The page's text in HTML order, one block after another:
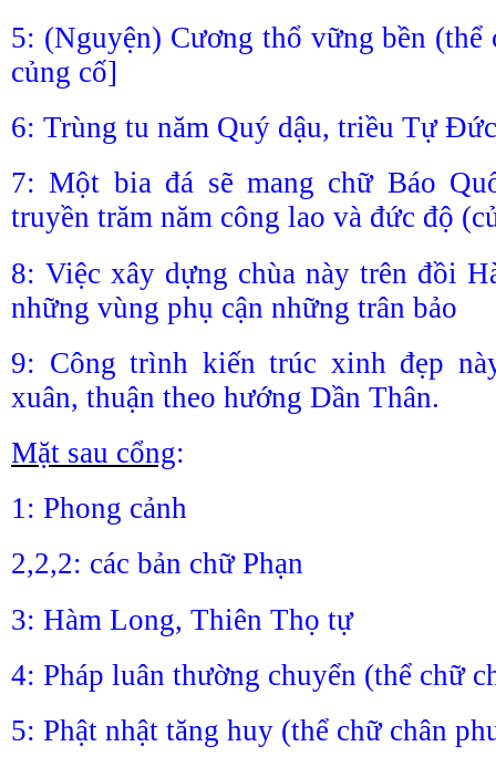
5: (Nguyện) Cương thổ vững bền
củng cố]
6: Trùng tu năm Quý dậu, triều Tự
7: Một bia đá sẽ mang chữ Báo
truyền trăm năm công lao và đức độ
8: Việc xây dựng chùa này trên đồi
những vùng phụ cận những trân bảo
9: Công trình kiến trúc xinh đẹp
xuân, thuận theo hướng Dần Thân.
Mặt sau cổng:
1: Phong cảnh
2,2,2: các bản chữ Phạn
3: Hàm Long, Thiên Thọ tự
4: Pháp luân thường chuyển (thể chữ
5: Phật nhật tăng huy (thể chữ chân